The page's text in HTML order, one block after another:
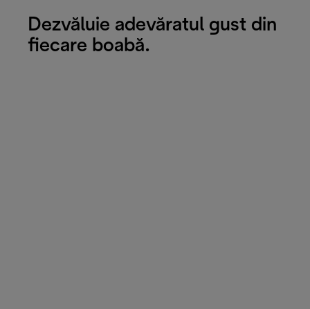
Dezvăluie adevăratul gust din
fiecare boabă.